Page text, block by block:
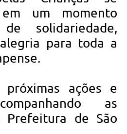
um momento
de solidariedade,
para toda a
próximas ações e
as
Prefeitura de São